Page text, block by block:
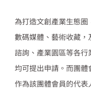
為打造文創產業生態圈
數碼媒體、藝術收藏
諮詢、產業園區等各
均可提出申請。而團
作為該團體會員的代